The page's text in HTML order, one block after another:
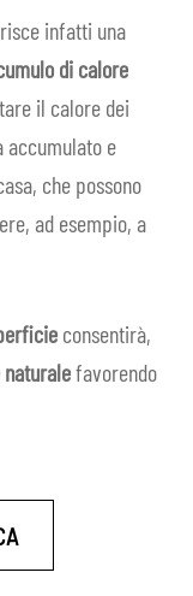
il
menu
infatti una
di calore
il calore dei
accumulato e
che possono
ad esempio, a
consentirà,
favorendo